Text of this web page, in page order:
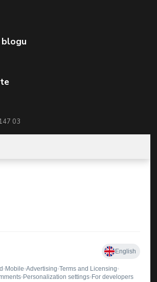
blogu
03